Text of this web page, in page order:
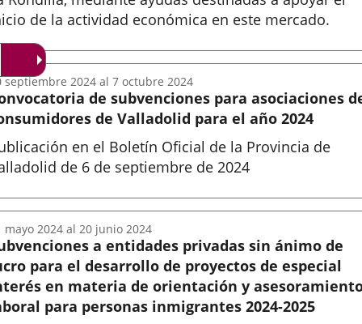
de la actividad económica en este mercado.
de subvenciones para asociaciones
de Valladolid para el año 2024
en el Boletín Oficial de la Provincia de
de 6 de septiembre de 2024
septiembre 2024 al 7 octubre 2024
a entidades privadas sin ánimo de
para el desarrollo de proyectos de especial
en materia de orientación y
para personas inmigrantes 2024-2025
mayo 2024 al 20 junio 2024